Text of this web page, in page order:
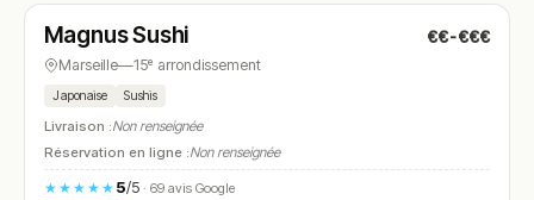
N° 22
Magnus Sushi €€-€€€
Marseille—15ᵉ arrondissement
Japonaise Sushis
Livraison :Non renseignée
Réservation en ligne :Non renseignée
★★★★★ 5/5· 69 avis Google